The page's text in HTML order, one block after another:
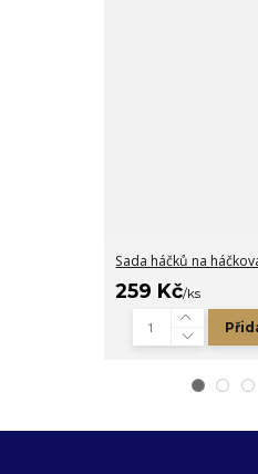
Sada háčků na
259 Kč/ks